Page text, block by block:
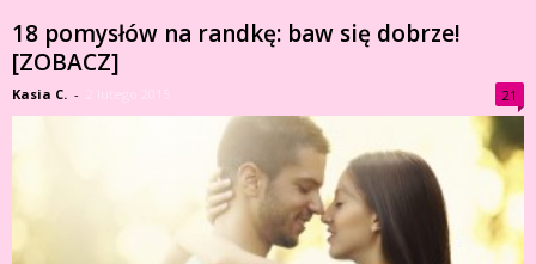
18 pomysłów na randkę: baw się dobrze!
[ZOBACZ]
Kasia C. - 21